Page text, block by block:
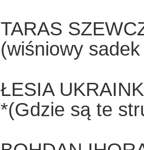
TARAS
(wiśniowy
ŁESIA
*(Gdzie są te